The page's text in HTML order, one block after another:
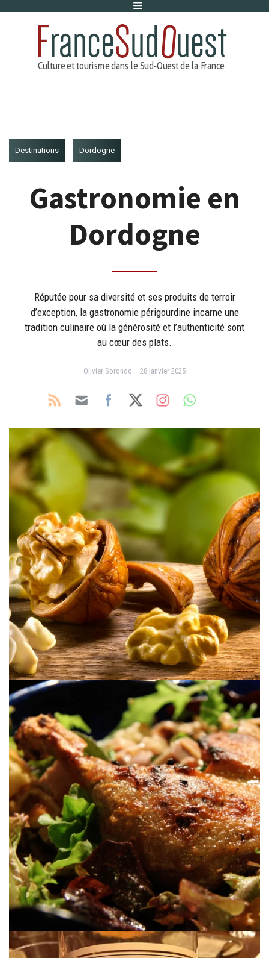
Menu
Destinations Dordogne
Gastronomie en
Dordogne
Réputée pour sa diversité et ses produits de terroir
d’exception, la gastronomie périgourdine incarne une
tradition culinaire où la générosité et l’authenticité sont
au cœur des plats.
Olivier Sorondo – 28 janvier 2025